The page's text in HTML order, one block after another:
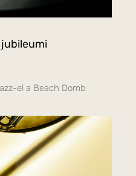
jubileumi
el a Beach Domb